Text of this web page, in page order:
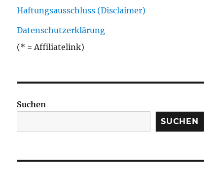
Haftungsausschluss (Disclaimer)
Datenschutzerklärung
(* = Affiliatelink)
Suchen
SUCHEN